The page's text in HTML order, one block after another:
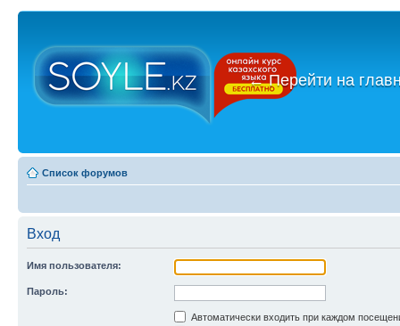
←Перейти на
Список форумов
Вход
Имя пользователя:
Пароль:
Автоматически входить при каждом